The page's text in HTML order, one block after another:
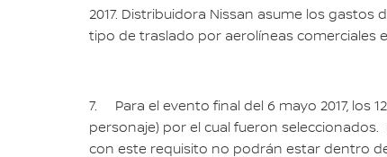
2017. Distribuidora Nissan asume los
tipo de traslado por aerolíneas comerciales
7. Para el evento final del 6 mayo 2017, los
personaje) por el cual fueron
con este requisito no podrán estar dentro